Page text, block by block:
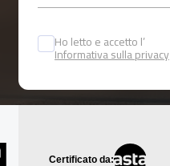
Ho letto e accetto l’
Informativa sulla privacy
Certificato da: